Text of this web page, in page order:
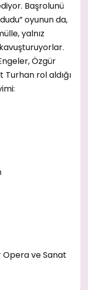
Başrolunü
oyunun da,
yalnız
Özgür
rol aldığı
Opera ve Sanat